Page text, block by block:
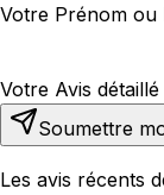
Votre Prénom ou
Votre Avis
Soumettre
Les avis récents